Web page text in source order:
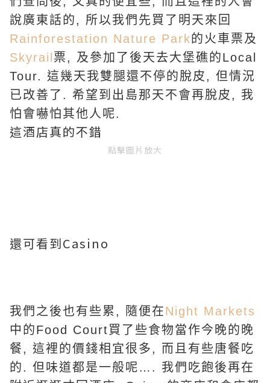
說廣東話的, 所以我們先買了明天來回
Rainforestation Nature Park的火車票及
Skyrail 票, 及參加了後天去大堡礁的Local
Tour. 這幾天我雙腿還不停的脫皮, 但情況
已改善了 . 希望到出島那天不會再脫皮, 我
怕會嚇怕其他人呢.
這酒店真的不錯
點擊圖片放大
還可看到Casino
我們之後也有些累 , 隨便在Night Markets
中的Food Court買了些食物當作今晚的晚
餐, 這裡的價錢相宜很多, 而且有些唐餐吃
的. 但味道都是一般呢…. 我們吃飽後再在